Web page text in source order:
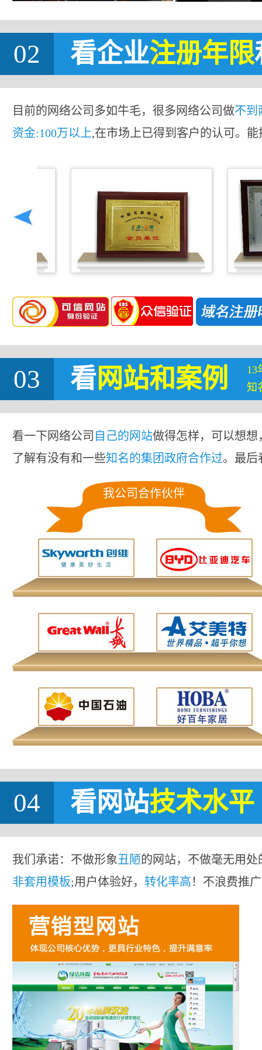
02 看企业注册年限
目前的网络公司多如牛毛，很多网络公司做不到
资金:100万以上,在市场上已得到客户的认可。
03 看网站和案例
13
知
看一下网络公司 自己的网站做得怎样，可以想
了解有没有和一些知名的集团政府合作过。最后
我公司合作伙伴
04 看网站技术水平
我们承诺：不做形象丑陋的网站，不做毫无用处
非套用模板;用户体验好， 转化率高！不浪费推